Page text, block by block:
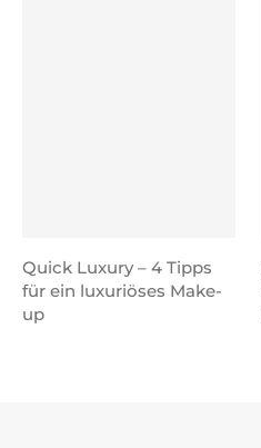
Quick Luxury – 4 Tipps
für ein luxuriöses Make-
up